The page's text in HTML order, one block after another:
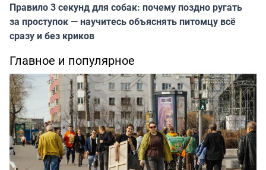
Правило 3 секунд для собак: почему поздно ругать
за проступок — научитесь объяснять питомцу всё
сразу и без криков
Главное и популярное